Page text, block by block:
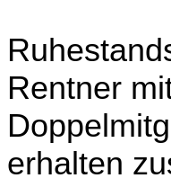
Rentner
erhalten